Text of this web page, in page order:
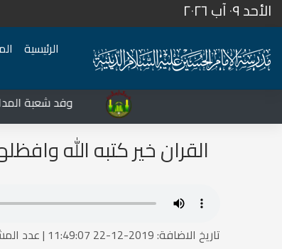
الأحد ٠٩ آب ٢٠٢٦
الرئيسية
وفد شعبة
القران خير كتبه الله
تاريخ الاضافة: 2019-12-22 11:49:07 | عدد المشاهدات:1516052535